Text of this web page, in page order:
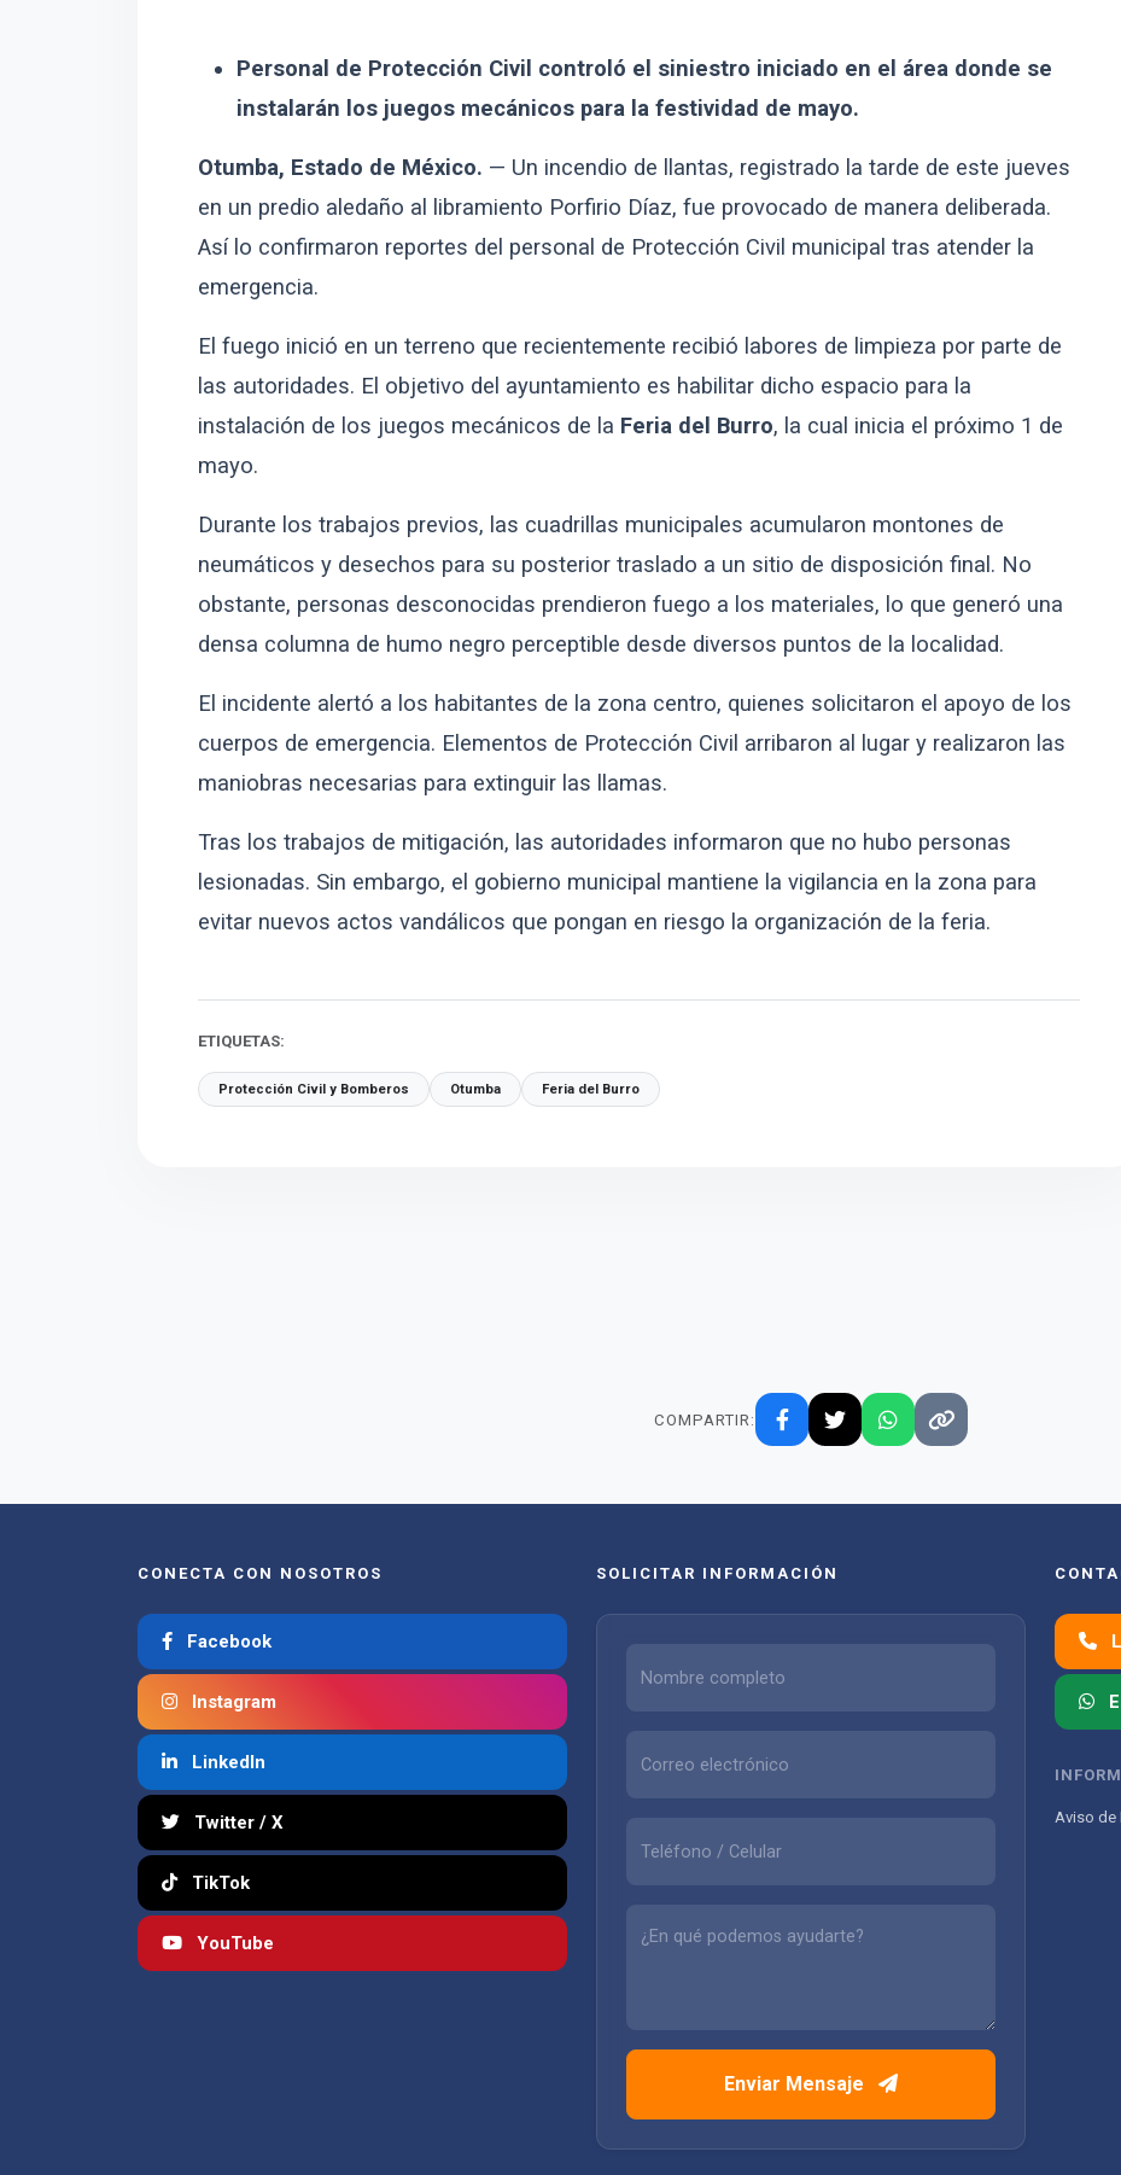
Personal de Protección Civil controló el siniestro iniciado en el área donde se
instalarán los juegos mecánicos para la festividad de mayo.
Otumba, Estado de México. — Un incendio de llantas, registrado la tarde de este jueves
en un predio aledaño al libramiento Porfirio Díaz, fue provocado de manera deliberada.
Así lo confirmaron reportes del personal de Protección Civil municipal tras atender la
emergencia.
El fuego inició en un terreno que recientemente recibió labores de limpieza por parte de
las autoridades. El objetivo del ayuntamiento es habilitar dicho espacio para la
instalación de los juegos mecánicos de la Feria del Burro, la cual inicia el próximo 1 de
mayo.
Durante los trabajos previos, las cuadrillas municipales acumularon montones de
neumáticos y desechos para su posterior traslado a un sitio de disposición final. No
obstante, personas desconocidas prendieron fuego a los materiales, lo que generó una
densa columna de humo negro perceptible desde diversos puntos de la localidad.
El incidente alertó a los habitantes de la zona centro, quienes solicitaron el apoyo de los
cuerpos de emergencia. Elementos de Protección Civil arribaron al lugar y realizaron las
maniobras necesarias para extinguir las llamas.
Tras los trabajos de mitigación, las autoridades informaron que no hubo personas
lesionadas. Sin embargo, el gobierno municipal mantiene la vigilancia en la zona para
evitar nuevos actos vandálicos que pongan en riesgo la organización de la feria.
ETIQUETAS:
Protección Civil y Bomberos Otumba Feria del Burro
COMPARTIR:
CONECTA CON NOSOTROS
Facebook
Instagram
LinkedIn
Twitter / X
TikTok
YouTube
SOLICITAR INFORMACIÓN
Enviar Mensaje
Aviso de